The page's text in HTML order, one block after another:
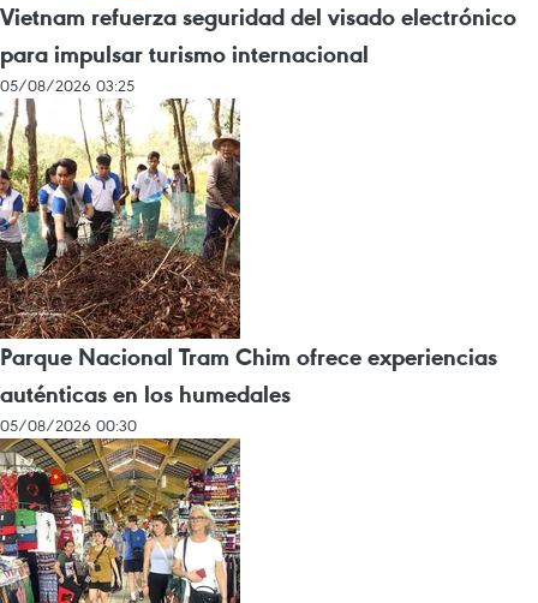
Vietnam refuerza seguridad del visado electrónico
para impulsar turismo internacional
05/08/2026 03:25
Parque Nacional Tram Chim ofrece experiencias
auténticas en los humedales
05/08/2026 00:30